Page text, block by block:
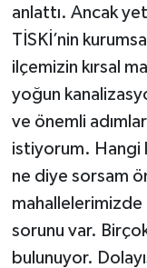
anlattı. Ancak
TİSKİ’nin
ilçemizin kırsal
yoğun
ve önemli
istiyorum. Hangi
ne diye sorsam
mahallelerimizde
sorunu var.
bulunuyor.